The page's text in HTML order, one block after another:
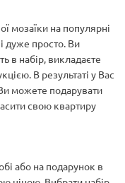
мозаїки на популярні
дуже просто. Ви
в набір, викладаєте
В результаті у Вас
можете подарувати
свою квартиру
або на подарунок в